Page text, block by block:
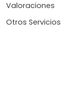
Valoraciones
Otros Servicios